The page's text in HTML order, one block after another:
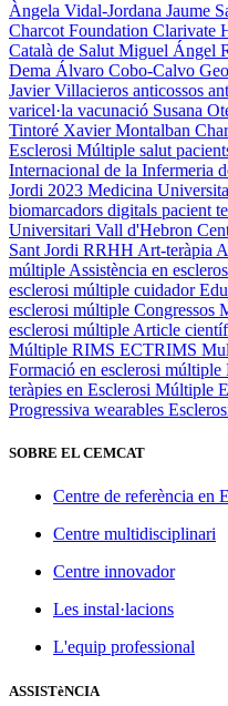
Àngela Vidal-Jordana Jaume
Charcot Foundation Clarivate
Català de Salut Miguel Ángel
Dema Álvaro Cobo-Calvo
Javier Villacieros anticossos
varicel·la vacunació Susana
Tintoré Xavier Montalban
Esclerosi Múltiple salut
Internacional de la Infermeria
Jordi 2023 Medicina
biomarcadors digitals pacient
Universitari Vall d'Hebron
Sant Jordi RRHH Art-teràpia
múltiple Assistència en
esclerosi múltiple cuidador
esclerosi múltiple Congressos
esclerosi múltiple Article
Múltiple RIMS ECTRIMS
Formació en esclerosi múltiple
teràpies en Esclerosi Múltiple
Progressiva wearables
SOBRE EL CEMCAT
Centre de referència en
Centre multidisciplinari
Centre innovador
Les instal·lacions
L'equip professional
ASSISTèNCIA